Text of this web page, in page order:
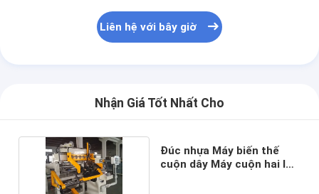
Liên hệ với bây giờ
Nhận Giá Tốt Nhất Cho
Đúc nhựa Máy biến thế
cuộn dây Máy cuộn hai lớp